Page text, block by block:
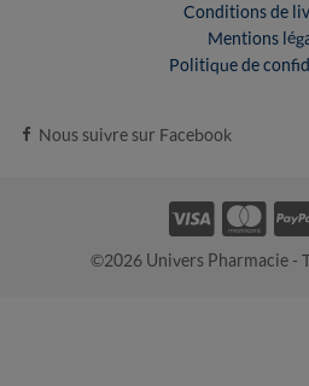
Conditions de
Mentions
Politique de
Nous suivre sur Facebook
©2026 Univers Pharmacie -